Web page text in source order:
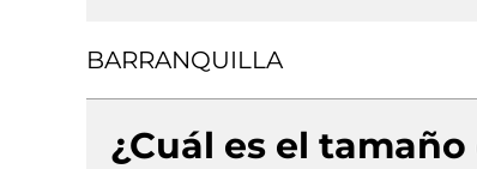
BARRANQUILLA
¿Cuál es el